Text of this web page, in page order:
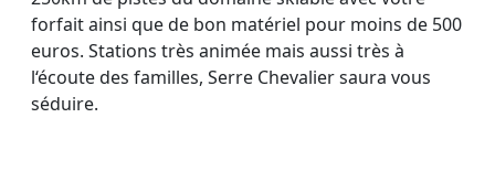
forfait ainsi que de bon matériel pour moins de 500
euros. Stations très animée mais aussi très à
l‘écoute des familles, Serre Chevalier saura vous
séduire.